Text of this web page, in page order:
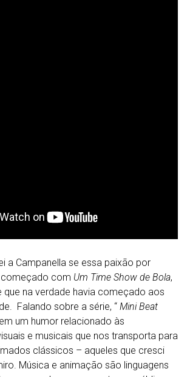
a Campanella se essa paixão por
com Um Time Show de Bola,
que na verdade havia começado aos
Falando sobre a série, “ Mini Beat
um humor relacionado às
e musicais que nos transporta para
clássicos – aqueles que cresci
Música e animação são linguagens